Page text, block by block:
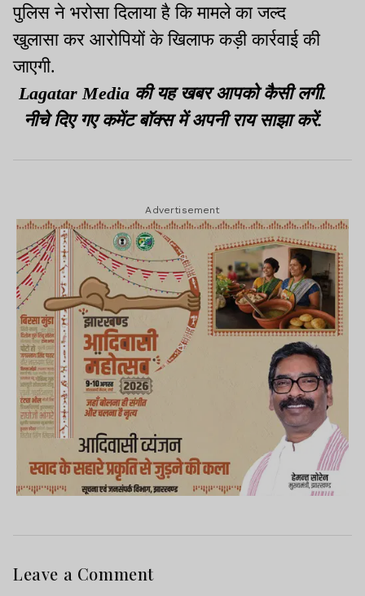
पुलिस ने भरोसा दिलाया है कि मामले का जल्द
खुलासा कर आरोपियों के खिलाफ कड़ी कार्रवाई की
जाएगी.
Lagatar Media की यह खबर आपको कैसी लगी.
नीचे दिए गए कमेंट बॉक्स में अपनी राय साझा करें.
Advertisement
Leave a Comment